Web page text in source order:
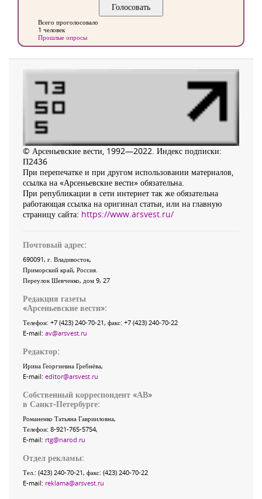
Всего проголосовало
1 человек
Прошлые опросы
© Арсеньевские вести, 1992—2022. Индекс подписки:
П2436
При перепечатке и при другом использовании материалов,
ссылка на «Арсеньевские вести» обязательна.
При републикации в сети интернет так же обязательна
работающая ссылка на оригинал статьи, или на главную
страницу сайта: https://www.arsvest.ru/
Почтовый адрес:
690091, г. Владивосток,
Приморский край, Россия
Переулок Шевченко, дом 9, 27
Редакция газеты
«Арсеньевские вести»:
Телефон: +7 (423) 240-70-21, факс: +7 (423) 240-70-22
E-mail: av@arsvest.ru
Редактор:
Ирина Георгиевна Гребнёва,
E-mail: editor@arsvest.ru
Собственный корреспондент «АВ»
в Санкт-Петербурге:
Романенко Татьяна Гаврииловна,
Телефон: 8-921-765-5754,
E-mail: rtg@narod.ru
Отдел рекламы:
Тел.: (423) 240-70-21, факс: (423) 240-70-22
E-mail: reklama@arsvest.ru